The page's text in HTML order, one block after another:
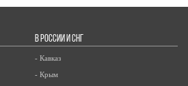
В РОССИИ И СНГ
- Кавказ
- Крым